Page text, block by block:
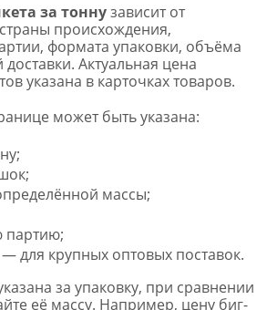
за тоннузависит от
происхождения,
формата упаковки, объёма
доставки. Актуальная цена
указана в карточках товаров.
может быть указана:
массы;
партию;
для крупных оптовых поставок.
за упаковку, при сравнении
её массу. Например, цену биг-